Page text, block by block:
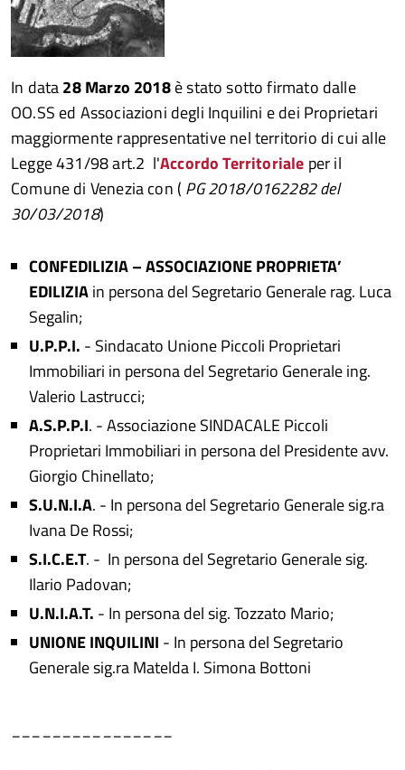
Whatsapp
In data28 Marzo 2018è stato sotto firmato dalle
OO.SS ed Associazioni degli Inquilini e dei Proprietari
maggiormente rappresentative nel territorio di cui alle
Legge 431/98 art.2 l'Accordo Territoriale per il
Comune di Venezia con ( PG 2018/0162282 del
30/03/2018)
CONFEDILIZIA – ASSOCIAZIONE PROPRIETA’
EDILIZIAin persona del Segretario Generale rag. Luca
Segalin;
U.P.P.I. - Sindacato Unione Piccoli Proprietari
Immobiliari in persona del Segretario Generale ing.
Valerio Lastrucci;
A.S.P.P.I. - Associazione SINDACALE Piccoli
Proprietari Immobiliari in persona del Presidente avv.
Giorgio Chinellato;
S.U.N.I.A. - In persona del Segretario Generale sig.ra
Ivana De Rossi;
S.I.C.E.T. - In persona del Segretario Generale sig.
Ilario Padovan;
U.N.I.A.T. - In persona del sig. Tozzato Mario;
UNIONE INQUILINI - In persona del Segretario
Generale sig.ra Matelda I. Simona Bottoni